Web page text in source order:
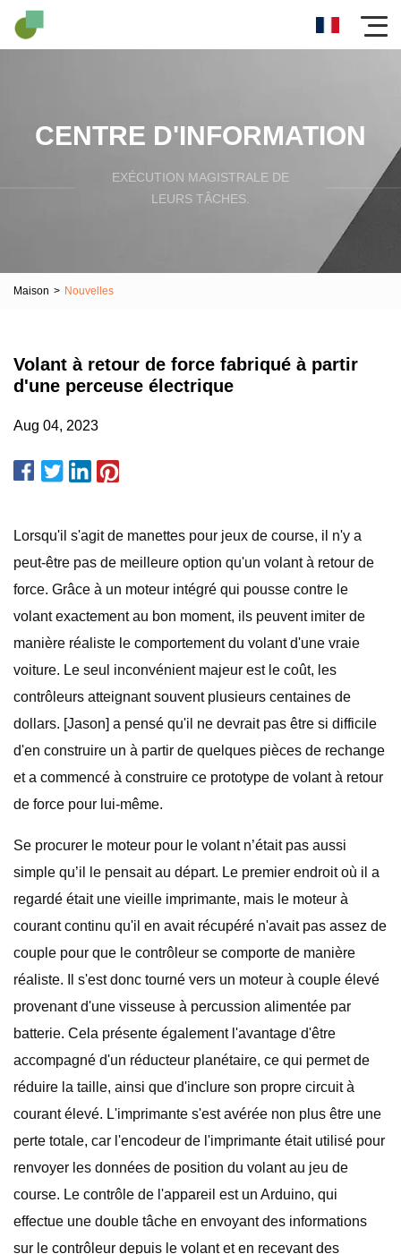
CENTRE D'INFORMATION
EXÉCUTION MAGISTRALE DE
LEURS TÂCHES.
Maison > Nouvelles
Volant à retour de force fabriqué à partir
d'une perceuse électrique
Aug 04, 2023
Lorsqu'il s'agit de manettes pour jeux de course, il n'y a
peut-être pas de meilleure option qu'un volant à retour de
force. Grâce à un moteur intégré qui pousse contre le
volant exactement au bon moment, ils peuvent imiter de
manière réaliste le comportement du volant d'une vraie
voiture. Le seul inconvénient majeur est le coût, les
contrôleurs atteignant souvent plusieurs centaines de
dollars. [Jason] a pensé qu'il ne devrait pas être si difficile
d'en construire un à partir de quelques pièces de rechange
et a commencé à construire ce prototype de volant à retour
de force pour lui-même.
Se procurer le moteur pour le volant n’était pas aussi
simple qu’il le pensait au départ. Le premier endroit où il a
regardé était une vieille imprimante, mais le moteur à
courant continu qu'il en avait récupéré n'avait pas assez de
couple pour que le contrôleur se comporte de manière
réaliste. Il s'est donc tourné vers un moteur à couple élevé
provenant d'une visseuse à percussion alimentée par
batterie. Cela présente également l'avantage d'être
accompagné d'un réducteur planétaire, ce qui permet de
réduire la taille, ainsi que d'inclure son propre circuit à
courant élevé. L'imprimante s'est avérée non plus être une
perte totale, car l'encodeur de l'imprimante était utilisé pour
renvoyer les données de position du volant au jeu de
course. Le contrôle de l'appareil est un Arduino, qui
effectue une double tâche en envoyant des informations
sur le contrôleur depuis le volant et en recevant des